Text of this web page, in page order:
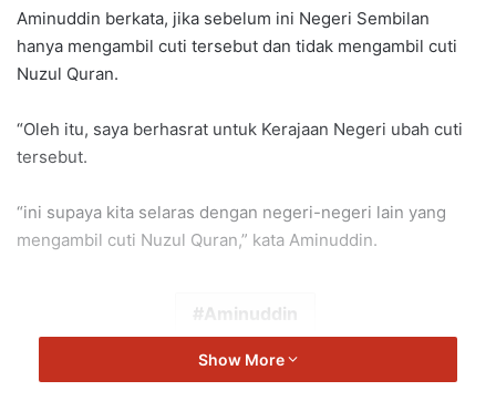
Aminuddin berkata, jika sebelum ini Negeri Sembilan
hanya mengambil cuti tersebut dan tidak mengambil cuti
Nuzul Quran.
“Oleh itu, saya berhasrat untuk Kerajaan Negeri ubah cuti
tersebut.
“ini supaya kita selaras dengan negeri-negeri lain yang
mengambil cuti Nuzul Quran,” kata Aminuddin.
Aminuddin
Show More